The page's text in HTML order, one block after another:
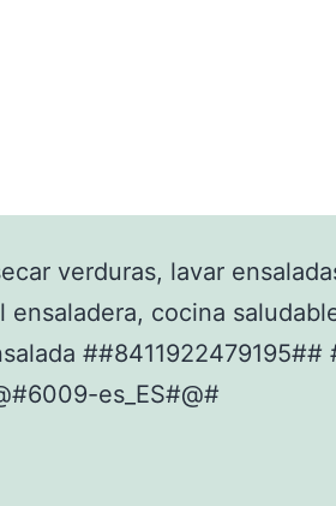
verduras, lavar
cocina
##8411922479195##
es_ES#@#